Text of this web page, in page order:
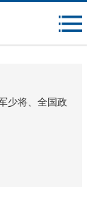
少将、全国政